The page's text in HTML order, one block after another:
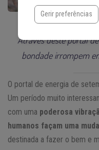
Através deste portal
bondade irrompem
O portal de energia de
Um período muito
com uma poderosa
humanos façam uma
destinada a fazer o bem e
Gerir preferências